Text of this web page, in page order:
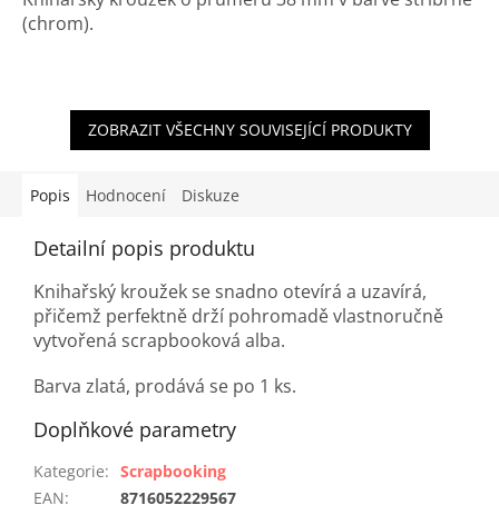
(chrom).
ZOBRAZIT VŠECHNY SOUVISEJÍCÍ PRODUKTY
Popis Hodnocení Diskuze
Detailní popis produktu
Knihařský kroužek se snadno otevírá a uzavírá,
přičemž perfektně drží pohromadě vlastnoručně
vytvořená scrapbooková alba.
Barva zlatá, prodává se po 1 ks.
Doplňkové parametry
Kategorie: Scrapbooking
EAN: 8716052229567